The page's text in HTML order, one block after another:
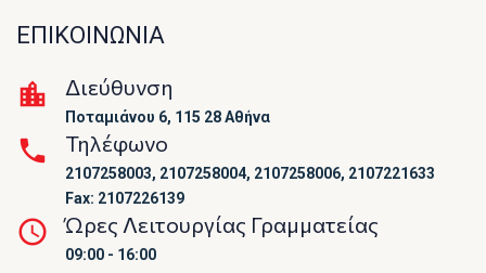
ΕΠΙΚΟΙΝΩΝΙΑ
Διεύθυνση
Ποταμιάνου 6, 115 28 Αθήνα
Τηλέφωνο
2107258003, 2107258004, 2107258006, 2107221633
Fax: 2107226139
Ώρες Λειτουργίας Γραμματείας
09:00 - 16:00